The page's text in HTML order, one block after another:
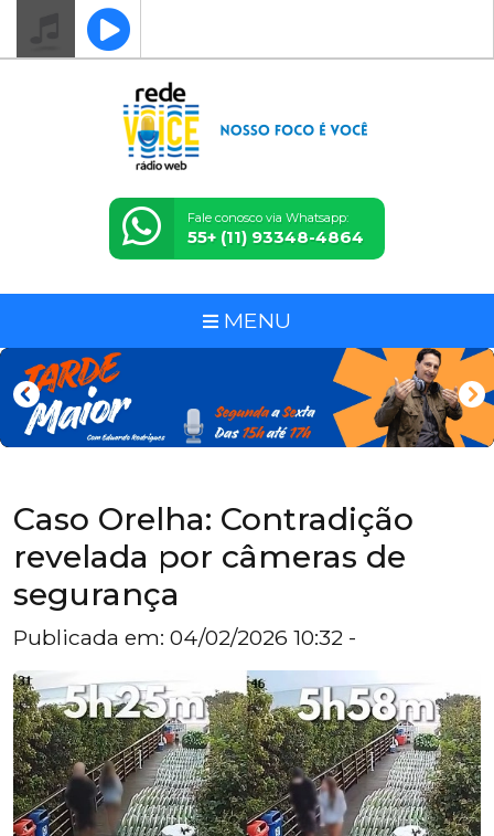
Fale conosco via Whatsapp:
55+ (11) 93348-4864
MENU
Caso Orelha: Contradição
revelada por câmeras de
segurança
Publicada em: 04/02/2026 10:32 -